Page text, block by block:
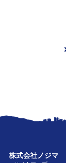
株式会社ノジマ